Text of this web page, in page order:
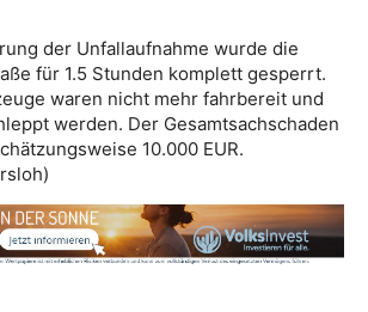
der Unfallaufnahme wurde die
für 1.5 Stunden komplett gesperrt.
waren nicht mehr fahrbereit und
werden. Der Gesamtsachschaden
10.000 EUR.